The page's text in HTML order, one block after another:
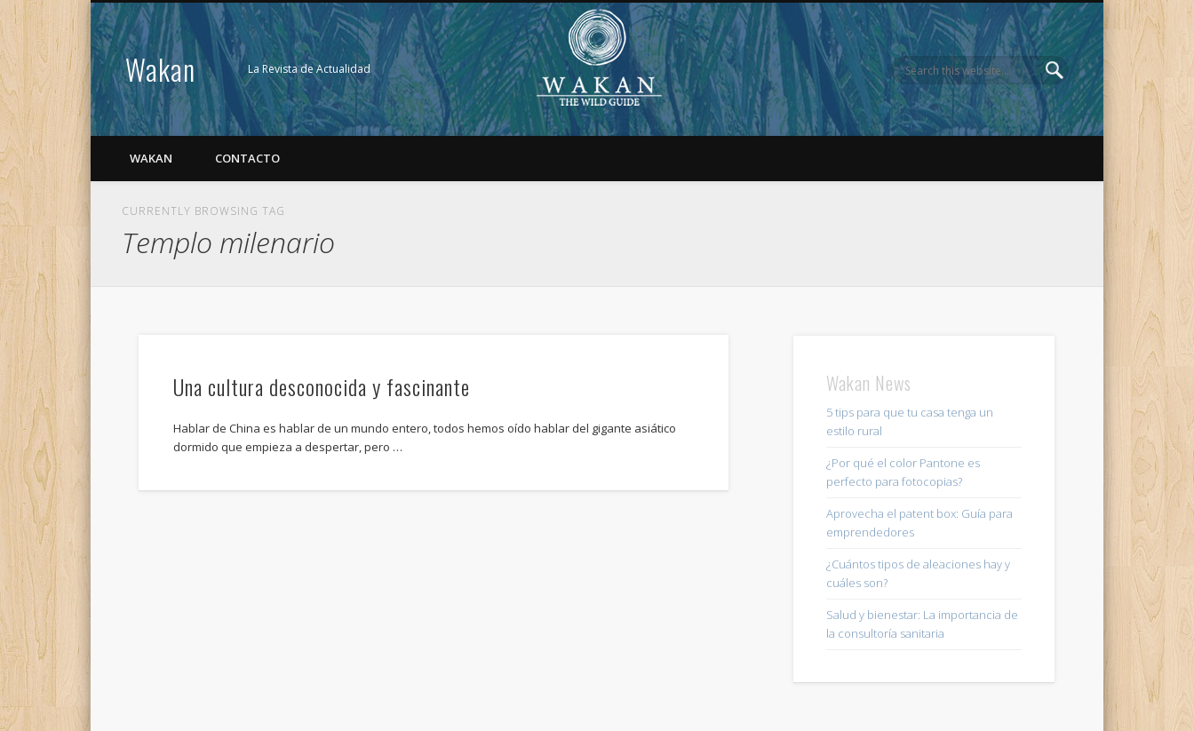
Wakan La Revista de Actualidad
WAKAN CONTACTO
CURRENTLY BROWSING TAG
Templo milenario
Una cultura desconocida y fascinante
Hablar de China es hablar de un mundo entero, todos hemos oído hablar del gigante asiático
dormido que empieza a despertar, pero …
Wakan News
5 tips para que tu casa tenga un
estilo rural
¿Por qué el color Pantone es
perfecto para fotocopias?
Aprovecha el patent box: Guía para
emprendedores
¿Cuántos tipos de aleaciones hay y
cuáles son?
Salud y bienestar: La importancia de
la consultoría sanitaria